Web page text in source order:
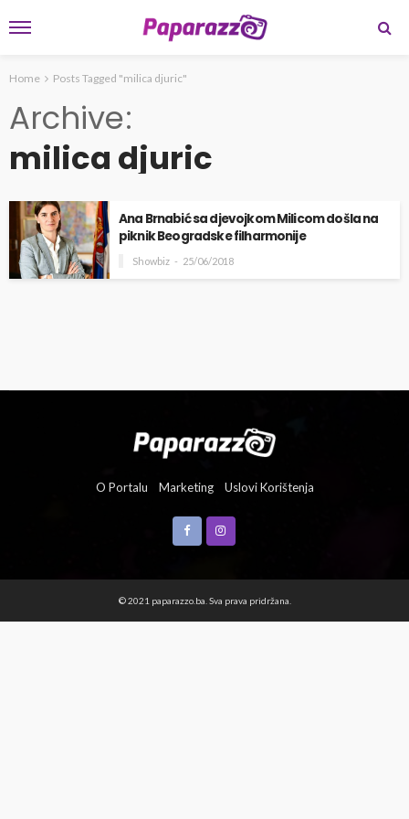
Home Posts Tagged "milica djuric"
Archive
milica djuric
Ana Brnabić sa djevojkom Milicom došla na
piknik Beogradske filharmonije
Showbiz 25/06/2018
O Portalu Marketing Uslovi Korištenja
© 2021 paparazzo.ba. Sva prava pridržana.